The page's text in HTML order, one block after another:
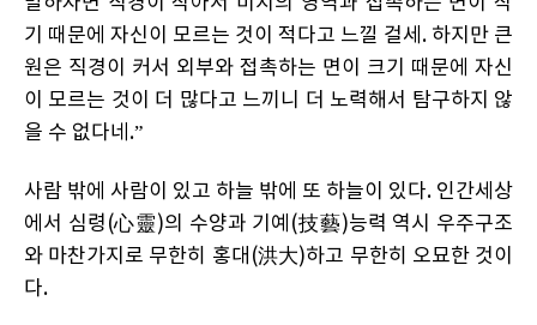
기 때문에 자신이 모르는 것이 적다고 느낄 걸세. 하지만 큰
원은 직경이 커서 외부와 접촉하는 면이 크기 때문에 자신
이 모르는 것이 더 많다고 느끼니 더 노력해서 탐구하지 않
을 수 없다네.”
사람 밖에 사람이 있고 하늘 밖에 또 하늘이 있다. 인간세상
에서 심령(心靈)의 수양과 기예(技藝)능력 역시 우주구조
와 마찬가지로 무한히 홍대(洪大)하고 무한히 오묘한 것이
다.